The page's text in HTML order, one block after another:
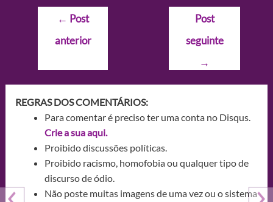
Navegação
Post
← Post
anterior
Post
seguinte
→
REGRAS DOS COMENTÁRIOS:
Para comentar é preciso ter uma conta no Disqus.
Crie a sua aqui.
Proibido discussões políticas.
Proibido racismo, homofobia ou qualquer tipo de
discurso de ódio.
Não poste muitas imagens de uma vez ou o sistema